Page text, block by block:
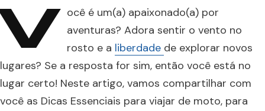
ocê é um(a) apaixonado(a) por
aventuras? Adora sentir o vento no
rosto e a liberdade de explorar novos
lugares? Se a resposta for sim, então você está no
lugar certo! Neste artigo, vamos compartilhar com
você as Dicas Essenciais para viajar de moto, para